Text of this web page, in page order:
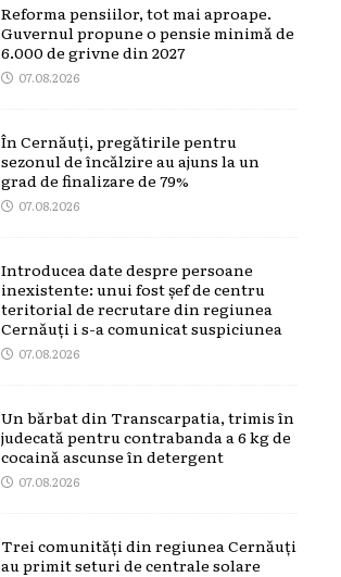
Reforma pensiilor, tot mai aproape.
Guvernul propune o pensie minimă de
6.000 de grivne din 2027
07.08.2026
În Cernăuți, pregătirile pentru
sezonul de încălzire au ajuns la un
grad de finalizare de 79%
07.08.2026
Introducea date despre persoane
inexistente: unui fost șef de centru
teritorial de recrutare din regiunea
Cernăuți i s-a comunicat suspiciunea
07.08.2026
Un bărbat din Transcarpatia, trimis în
judecată pentru contrabanda a 6 kg de
cocaină ascunse în detergent
07.08.2026
Trei comunități din regiunea Cernăuți
au primit seturi de centrale solare